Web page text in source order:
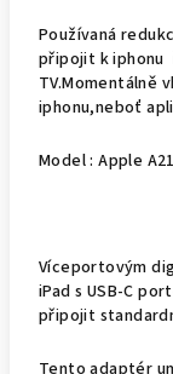
Používaná
připojit k iphonu
TV.Momentálně
iphonu,neboť
Model : Apple
Víceportovým
iPad s USB‑C
připojit
Tento adaptér